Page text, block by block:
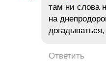
там ни слова
на
догадываться,
Ответить